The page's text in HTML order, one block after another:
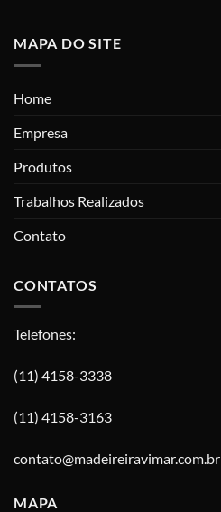
MAPA DO SITE
Home
Empresa
Produtos
Trabalhos Realizados
Contato
CONTATOS
Telefones:
(11) 4158-3338
(11) 4158-3163
contato@madeireiravimar.com.br
MAPA